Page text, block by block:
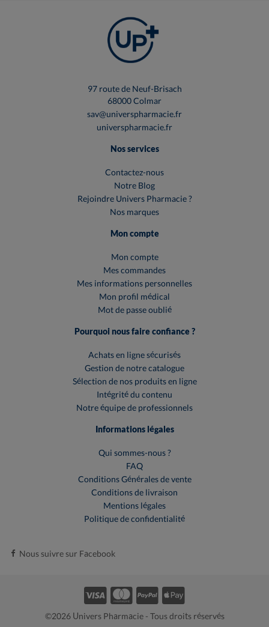
97 route de Neuf-Brisach
68000 Colmar
sav@universpharmacie.fr
universpharmacie.fr
Nos services
Contactez-nous
Notre Blog
Rejoindre Univers Pharmacie ?
Nos marques
Mon compte
Mon compte
Mes commandes
Mes informations personnelles
Mon profil médical
Mot de passe oublié
Pourquoi nous faire confiance ?
Achats en ligne sécurisés
Gestion de notre catalogue
Sélection de nos produits en ligne
Intégrité du contenu
Notre équipe de professionnels
Informations légales
Qui sommes-nous ?
FAQ
Conditions Générales de vente
Conditions de livraison
Mentions légales
Politique de confidentialité
Nous suivre sur Facebook
©2026 Univers Pharmacie - Tous droits réservés